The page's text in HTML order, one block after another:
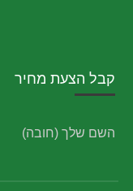
קבל הצעת מחיר
השם שלך (חובה)